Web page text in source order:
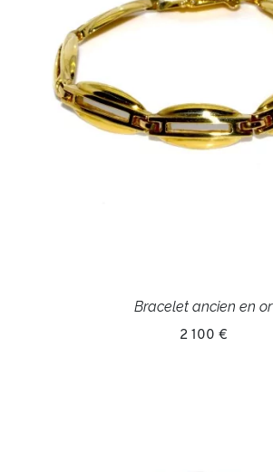
Bracelet ancien en or
2 100 €